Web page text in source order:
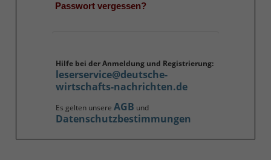
Passwort vergessen?
Hilfe bei der Anmeldung und Registrierung:
leserservice@deutsche-
wirtschafts-nachrichten.de
Es gelten unsere AGB und
Datenschutzbestimmungen